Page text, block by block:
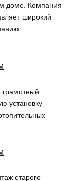
доме. Компания
широкий
грамотный
установку —
старого